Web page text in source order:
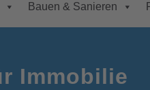
Bauen & Sanieren
Immobilie